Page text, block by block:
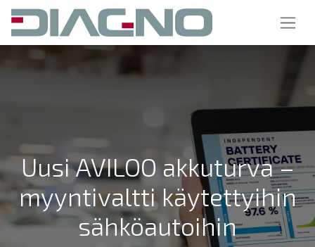
Uusi AVILOO akkuturva –
myyntivaltti käytettyihin
sähköautoihin